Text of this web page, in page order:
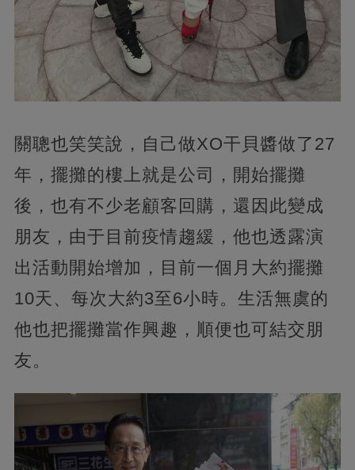
關聰也笑笑說，自己做XO干貝醬做了27
年，擺攤的樓上就是公司，開始擺攤
後，也有不少老顧客回購，還因此變成
朋友，由于目前疫情趨緩，他也透露演
出活動開始增加，目前一個月大約擺攤
10天、每次大約3至6小時。生活無虞的
他也把擺攤當作興趣，順便也可結交朋
友。